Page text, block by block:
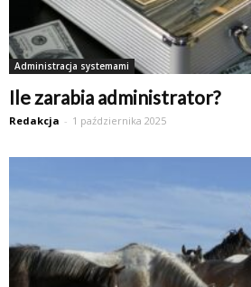
Administracja systemami
Ile zarabia administrator?
Redakcja - 1 października 2025